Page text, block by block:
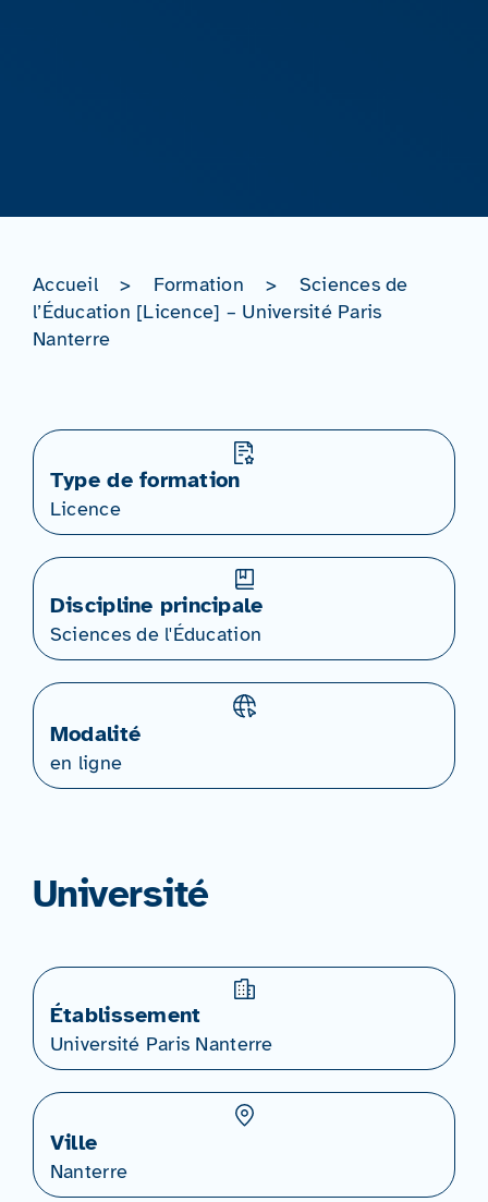
Accueil > Formation >
Sciences de
l’Éducation [Licence] – Université Paris
Nanterre
Type de formation
Licence
Discipline principale
Sciences de l'Éducation
Modalité
en ligne
Université
Établissement
Université Paris Nanterre
Ville
Nanterre